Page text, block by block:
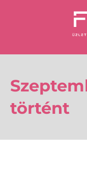
történt